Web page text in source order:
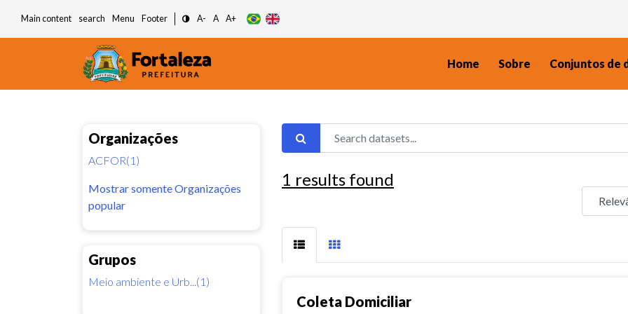
Main content search Menu Footer A- A A+
Home Sobre Conjuntos de
Organizações
ACFOR(1)
Mostrar somente Organizações
popular
Grupos
Meio ambiente e Urb...(1)
1 results found
Coleta Domiciliar